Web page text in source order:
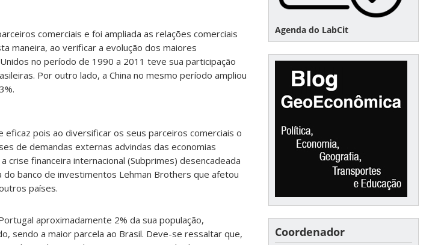
comerciais e foi ampliada as relações comerciais
maneira, ao verificar a evolução dos maiores
no período de 1990 a 2011 teve sua participação
Por outro lado, a China no mesmo período ampliou
pois ao diversificar os seus parceiros comerciais o
de demandas externas advindas das economias
financeira internacional (Subprimes) desencadeada
banco de investimentos Lehman Brothers que afetou
países.
aproximadamente 2% da sua população,
sendo a maior parcela ao Brasil. Deve-se ressaltar que,
Agenda do LabCit
Coordenador